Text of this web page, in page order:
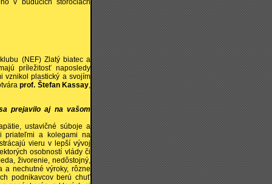
v budúcich storočiach
(NEF) Zlatý biatec a
príležitosť naposledy
vznikol plastický a svojím
prof. Štefan Kassay
prejavilo aj na vašom
ustavičné súboje a
priateľmi a kolegami na
vieru v lepší vývoj
osobností vlády či
živorenie, nedôstojný,
a nechutné výroky, rôzne
podnikavcov berú chuť